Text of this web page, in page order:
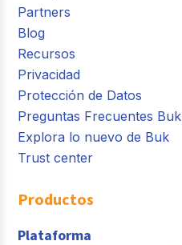
Partners
Blog
Recursos
Privacidad
Protección de Datos
Preguntas Frecuentes Buk
Explora lo nuevo de Buk
Trust center
Productos
Plataforma